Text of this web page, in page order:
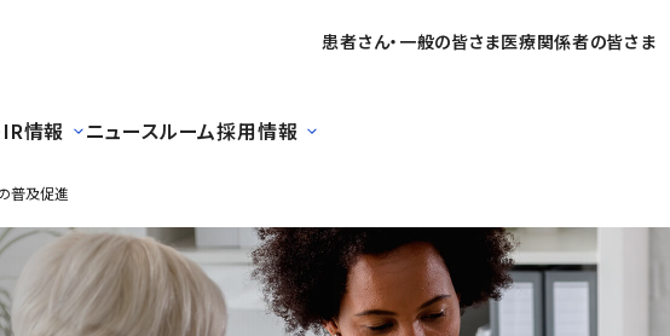
患者さん・一般の皆さま医療関係者の皆さま
IR情報 ニュースルーム採用情報
普及促進